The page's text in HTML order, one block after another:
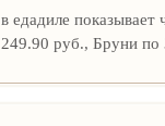
в едадиле
249.90 руб., Бруни